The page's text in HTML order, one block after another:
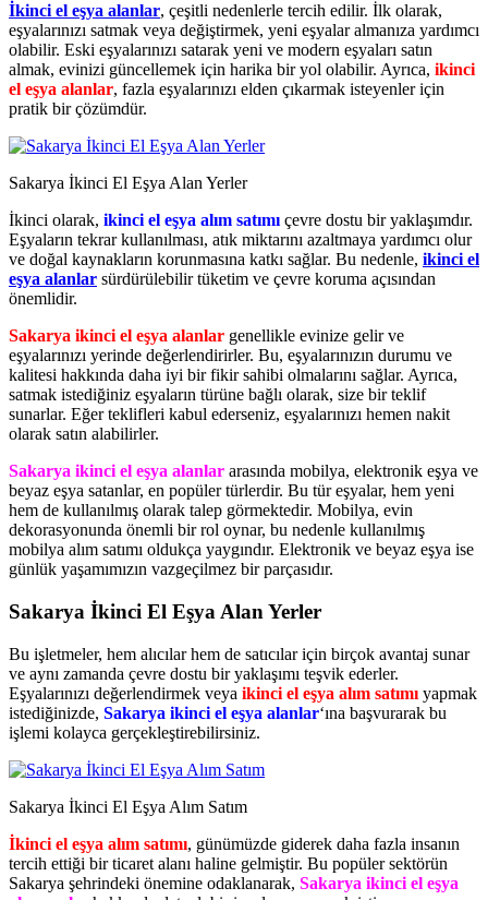
İkinci el eşya alanlar, çeşitli nedenlerle tercih edilir. İlk olarak,
eşyalarınızı satmak veya değiştirmek, yeni eşyalar almanıza yardımcı
olabilir. Eski eşyalarınızı satarak yeni ve modern eşyaları satın
almak, evinizi güncellemek için harika bir yol olabilir. Ayrıca, ikinci
el eşya alanlar, fazla eşyalarınızı elden çıkarmak isteyenler için
pratik bir çözümdür.
Sakarya İkinci El Eşya Alan Yerler
İkinci olarak, ikinci el eşya alım satımı çevre dostu bir yaklaşımdır.
Eşyaların tekrar kullanılması, atık miktarını azaltmaya yardımcı olur
ve doğal kaynakların korunmasına katkı sağlar. Bu nedenle, ikinci el
eşya alanlar sürdürülebilir tüketim ve çevre koruma açısından
önemlidir.
Sakarya ikinci el eşya alanlar genellikle evinize gelir ve
eşyalarınızı yerinde değerlendirirler. Bu, eşyalarınızın durumu ve
kalitesi hakkında daha iyi bir fikir sahibi olmalarını sağlar. Ayrıca,
satmak istediğiniz eşyaların türüne bağlı olarak, size bir teklif
sunarlar. Eğer teklifleri kabul ederseniz, eşyalarınızı hemen nakit
olarak satın alabilirler.
Sakarya ikinci el eşya alanlar arasında mobilya, elektronik eşya ve
beyaz eşya satanlar, en popüler türlerdir. Bu tür eşyalar, hem yeni
hem de kullanılmış olarak talep görmektedir. Mobilya, evin
dekorasyonunda önemli bir rol oynar, bu nedenle kullanılmış
mobilya alım satımı oldukça yaygındır. Elektronik ve beyaz eşya ise
günlük yaşamımızın vazgeçilmez bir parçasıdır.
Sakarya İkinci El Eşya Alan Yerler
Bu işletmeler, hem alıcılar hem de satıcılar için birçok avantaj sunar
ve aynı zamanda çevre dostu bir yaklaşımı teşvik ederler.
Eşyalarınızı değerlendirmek veya ikinci el eşya alım satımı yapmak
istediğinizde, Sakarya ikinci el eşya alanlar‘ına başvurarak bu
işlemi kolayca gerçekleştirebilirsiniz.
Sakarya İkinci El Eşya Alım Satım
İkinci el eşya alım satımı, günümüzde giderek daha fazla insanın
tercih ettiği bir ticaret alanı haline gelmiştir. Bu popüler sektörün
Sakarya şehrindeki önemine odaklanarak, Sakarya ikinci el eşya